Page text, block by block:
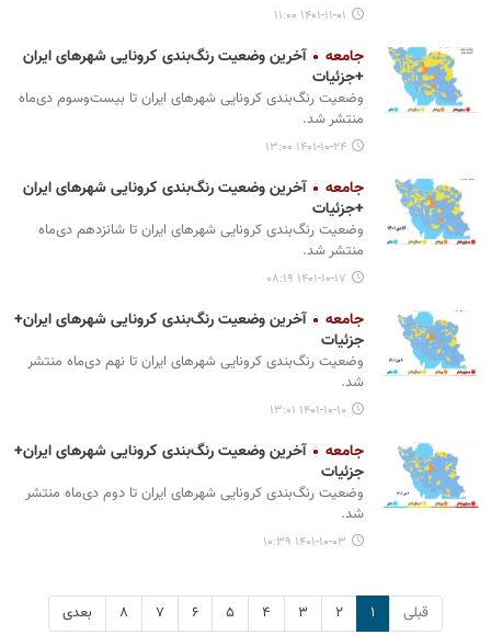
۱۴۰۱-۱۱-۰۱ ۱۱:۰۰
جامعه
آخرین وضعیت رنگ‌بندی کرونایی شهرهای ایران
+جزئیات
وضعیت رنگ‌بندی کرونایی شهرهای ایران تا بیست‌وسوم دی‌ماه
منتشر شد.
۱۴۰۱-۱۰-۲۴ ۱۳:۰۰
جامعه
آخرین وضعیت رنگ‌بندی کرونایی شهرهای ایران
+جزئیات
وضعیت رنگ‌بندی کرونایی شهرهای ایران تا شانزدهم دی‌ماه
منتشر شد.
۱۴۰۱-۱۰-۱۷ ۰۸:۱۹
جامعه
آخرین وضعیت رنگ‌بندی کرونایی شهرهای ایران+
جزئیات
وضعیت رنگ‌بندی کرونایی شهرهای ایران تا نهم دی‌ماه منتشر
شد.
۱۴۰۱-۱۰-۱۰ ۱۳:۰۱
جامعه
آخرین وضعیت رنگ‌بندی کرونایی شهرهای ایران+
جزئیات
وضعیت رنگ‌بندی کرونایی شهرهای ایران تا دوم دی‌ماه منتشر
شد.
۱۴۰۱-۱۰-۰۳ ۱۰:۳۹
قبلی ۱ ۲ ۳ ۴ ۵ ۶ ۷ ۸ بعدی